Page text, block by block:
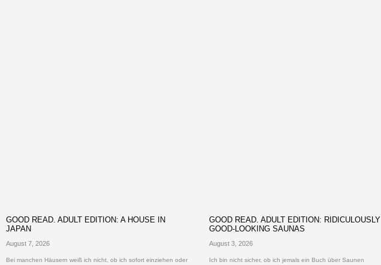
GOOD READ. ADULT EDITION: A HOUSE IN
JAPAN
August 7, 2026
Bei manchen Häusern weiß ich nicht, ob ich sofort einziehen oder
GOOD READ. ADULT EDITION: RIDICULOUSLY
GOOD-LOOKING SAUNAS
August 3, 2026
Ich bin nicht sicher, ob ich jemals ein Buch über Saunen